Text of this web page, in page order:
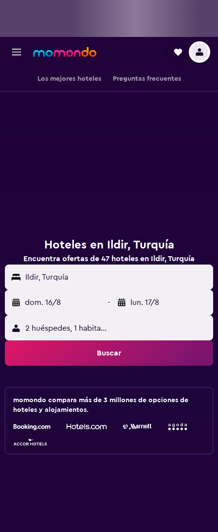
Los mejores hoteles Preguntas frecuentes
Hoteles en Ildir, Turquía
Encuentra ofertas de 47 hoteles en Ildir, Turquía
Ildir, Turquía
dom. 16/8 - lun. 17/8
2 huéspedes, 1 habitación
Buscar
momondo compara más de 3 millones de opciones de
hoteles y alojamientos.